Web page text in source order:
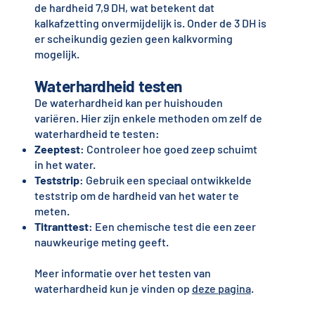
de hardheid 7,9 DH, wat betekent dat
kalkafzetting onvermijdelijk is. Onder de 3 DH is
er scheikundig gezien geen kalkvorming
mogelijk.
Waterhardheid testen
De waterhardheid kan per huishouden
variëren. Hier zijn enkele methoden om zelf de
waterhardheid te testen:
Zeeptest: Controleer hoe goed zeep schuimt
in het water.
Teststrip: Gebruik een speciaal ontwikkelde
teststrip om de hardheid van het water te
meten.
Titranttest: Een chemische test die een zeer
nauwkeurige meting geeft.
Meer informatie over het testen van
waterhardheid kun je vinden op deze pagina.